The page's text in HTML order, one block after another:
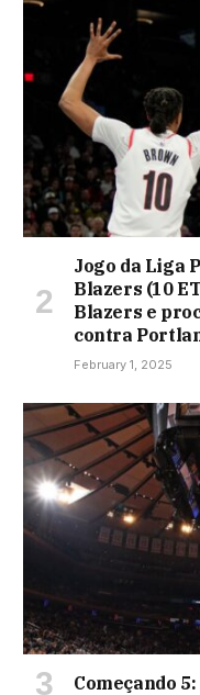
Jogo da Liga
Blazers (10
Blazers e
contra
February 1, 2025
Começando